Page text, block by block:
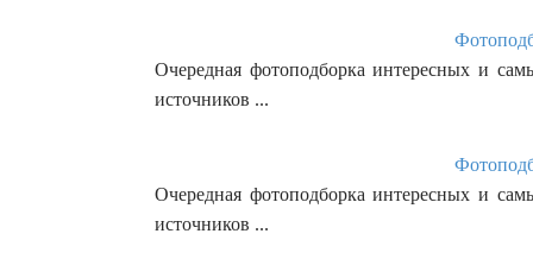
Очередная фотоподборка интересных и
источников ...
Очередная фотоподборка интересных и
источников ...